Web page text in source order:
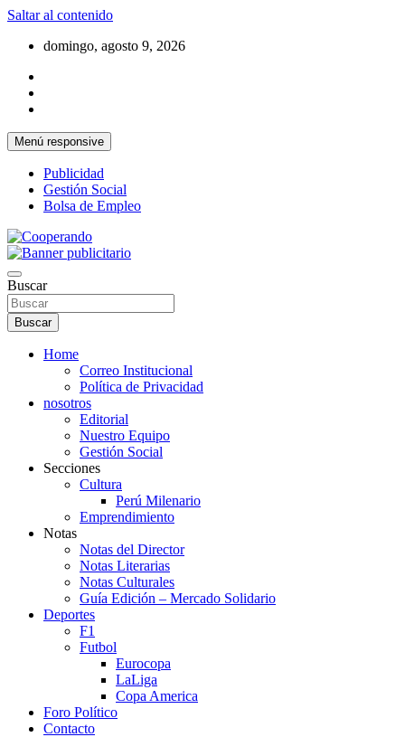
Saltar al contenido
domingo, agosto 9, 2026
Menú responsive
Publicidad
Gestión Social
Bolsa de Empleo
Cooperando
Buscar
Buscar
Home
Correo Institucional
Política de Privacidad
nosotros
Editorial
Nuestro Equipo
Gestión Social
Secciones
Cultura
Perú Milenario
Emprendimiento
Notas
Notas del Director
Notas Literarias
Notas Culturales
Guía Edición – Mercado Solidario
Deportes
F1
Futbol
Eurocopa
LaLiga
Copa America
Foro Político
Contacto